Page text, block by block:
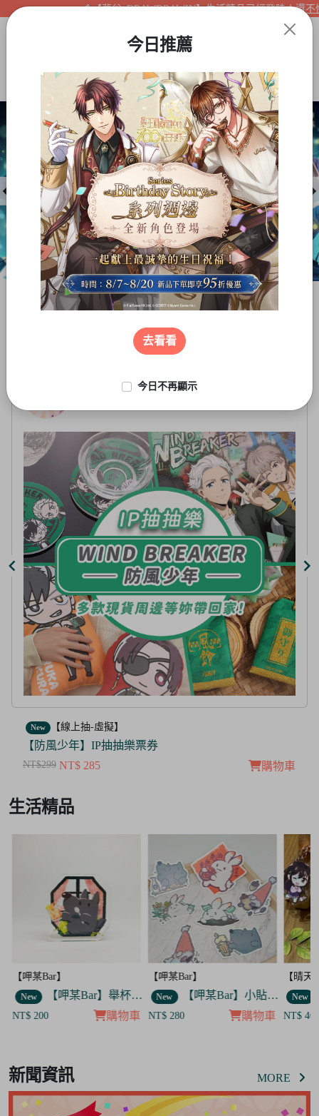
【夢谷xDRAWDRAWIN】生活精品已經登陸！還不快
今日推薦
去看看
今日不再顯示
New 【線上抽-虛擬】
【茜色線上抽票券】限量周邊抽抽樂
NT$100 NT$ 50
購物車
3
生活精品
【呷某Bar】
New 【呷某Bar】小貼紙 7入套組
NT$ 280 購物車
【晴天咖啡館】
New 【晴天咖啡館】吊飾套組
NT$ 400 購物車
【呷某
New
NT$
of
8
新聞資訊 MORE